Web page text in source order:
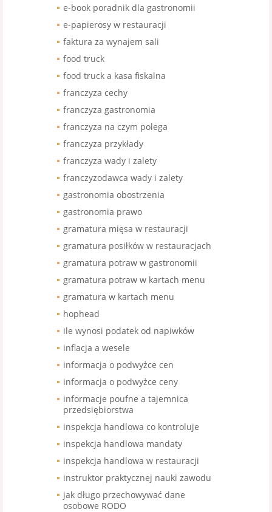
e-book poradnik dla gastronomii
e-papierosy w restauracji
faktura za wynajem sali
food truck
food truck a kasa fiskalna
franczyza cechy
franczyza gastronomia
franczyza na czym polega
franczyza przykłady
franczyza wady i zalety
franczyzodawca wady i zalety
gastronomia obostrzenia
gastronomia prawo
gramatura mięsa w restauracji
gramatura posiłków w restauracjach
gramatura potraw w gastronomii
gramatura potraw w kartach menu
gramatura w kartach menu
hophead
ile wynosi podatek od napiwków
inflacja a wesele
informacja o podwyżce cen
informacja o podwyżce ceny
informacje poufne a tajemnica
przedsiębiorstwa
inspekcja handlowa co kontroluje
inspekcja handlowa mandaty
inspekcja handlowa w restauracji
instruktor praktycznej nauki zawodu
jak długo przechowywać dane
osobowe RODO